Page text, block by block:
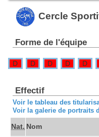
Cercle
Forme de l'équipe
D D D D D
Effectif
Voir le tableau des
Voir la galerie de portraits
Nat. Nom